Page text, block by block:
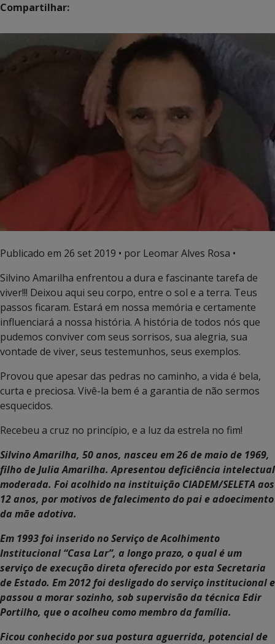
Compartilhar:
Publicado em 26 set 2019 • por Leomar Alves Rosa •
Silvino Amarilha enfrentou a dura e fascinante tarefa de
viver!!! Deixou aqui seu corpo, entre o sol e a terra. Teus
passos ficaram. Estará em nossa memória e certamente
influenciará a nossa história. A história de todos nós que
pudemos conviver com seus sorrisos, sua alegria, sua
vontade de viver, seus testemunhos, seus exemplos.
Provou que apesar das pedras no caminho, a vida é bela,
curta e preciosa. Vivê-la bem é a garantia de não sermos
esquecidos.
Recebeu a cruz no princípio, e a luz da estrela no fim!
Silvino Amarilha, 50 anos, nasceu em 26 de maio de 1969,
filho de Julia Amarilha. Apresentou deficiência intelectual
moderada. Foi acolhido na instituição CIADEM/SELETA aos
12 anos, por motivos de falecimento do pai e adoecimento
da mãe adotiva.
Em 1993 foi inserido no Serviço de Acolhimento
Institucional “Casa Lar”, a longo prazo, o qual é um
serviço de execução direta oferecido por esta Secretaria
de Estado. Em 2012 foi desligado do serviço institucional e
passou a morar sozinho, sob supervisão da técnica Edir
Portilho, que o acolheu como membro da família.
Ficou conhecido por sua postura aguerrida, potencial de